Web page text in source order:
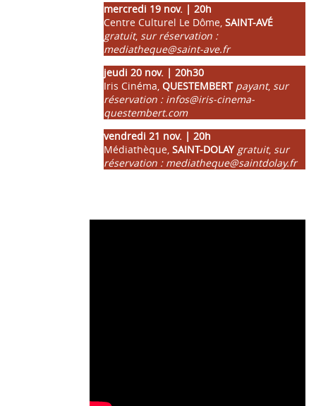
mercredi 19 nov. | 20h
Centre Culturel Le Dôme, SAINT-AVÉ
gratuit, sur réservation :
mediatheque@saint-ave.fr
jeudi 20 nov. | 20h30
Iris Cinéma, QUESTEMBERT payant, sur
réservation : infos@iris-cinema-
questembert.com
vendredi 21 nov. | 20h
Médiathèque, SAINT-DOLAY gratuit, sur
réservation : mediatheque@saintdolay.fr